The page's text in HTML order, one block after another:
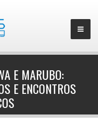
E MARUBO:
E ENCONTROS